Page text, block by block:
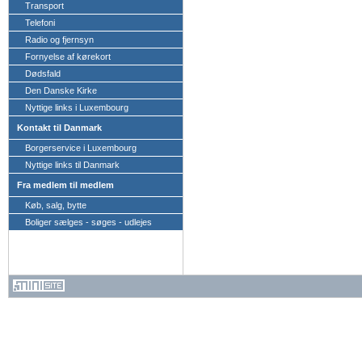
Transport
Telefoni
Radio og fjernsyn
Fornyelse af kørekort
Dødsfald
Den Danske Kirke
Nyttige links i Luxembourg
Kontakt til Danmark
Borgerservice i Luxembourg
Nyttige links til Danmark
Fra medlem til medlem
Køb, salg, bytte
Boliger sælges - søges - udlejes